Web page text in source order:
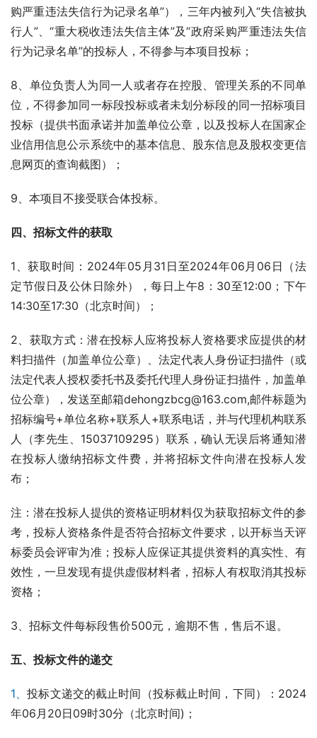
购严重违法失信行为记录名单”），三年内被列入“失信被执
行人”、“重大税收违法失信主体”及“政府采购严重违法失信
行为记录名单”的投标人，不得参与本项目投标；
8、单位负责人为同一人或者存在控股、管理关系的不同单
位，不得参加同一标段投标或者未划分标段的同一招标项目
投标（提供书面承诺并加盖单位公章，以及投标人在国家企
业信用信息公示系统中的基本信息、股东信息及股权变更信
息网页的查询截图）；
9、本项目不接受联合体投标。
四、 招标文件的获取
1、获取时间：2024年05月31日至2024年06月06日（法
定节假日及公休日除外），每日上午8：30至12:00；下午
14:30至17:30（北京时间）；
2、获取方式：潜在投标人应将投标人资格要求应提供的材
料扫描件（加盖单位公章）、法定代表人身份证扫描件（或
法定代表人授权委托书及委托代理人身份证扫描件，加盖单
位公章），发送至邮箱dehongzbcg@163.com,邮件标题为
招标编号+单位名称+联系人+联系电话，并与代理机构联系
人（李先生、15037109295）联系，确认无误后将通知潜
在投标人缴纳招标文件费，并将招标文件向潜在投标人发
布；
注：潜在投标人提供的资格证明材料仅为获取招标文件的参
考，投标人资格条件是否符合招标文件要求，以开标当天评
标委员会评审为准；投标人应保证其提供资料的真实性、有
效性，一旦发现有提供虚假材料者，招标人有权取消其投标
资格；
3、招标文件每标段售价500元，逾期不售，售后不退。
五、 投标文件的递交
1、投标文递交的截止时间（投标截止时间，下同）：2024
年06月20日09时30分（北京时间)；